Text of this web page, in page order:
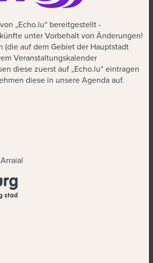
„Echo.lu“ bereitgestellt -
unter Vorbehalt von Änderungen!
(die auf dem Gebiet der Hauptstadt
Veranstaltungskalender
diese zuerst auf „Echo.lu“ eintragen
diese in unsere Agenda auf.